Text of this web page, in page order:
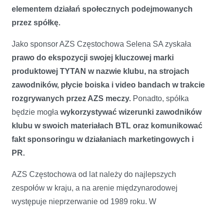
elementem działań społecznych podejmowanych
przez spółkę.
Jako sponsor AZS Częstochowa Selena SA zyskała
prawo do ekspozycji swojej kluczowej marki
produktowej TYTAN w nazwie klubu, na strojach
zawodników, płycie boiska i video bandach w trakcie
rozgrywanych przez AZS meczy. Ponadto, spółka
będzie mogła wykorzystywać wizerunki zawodników
klubu w swoich materiałach BTL oraz komunikować
fakt sponsoringu w działaniach marketingowych i
PR.
AZS Częstochowa od lat należy do najlepszych
zespołów w kraju, a na arenie międzynarodowej
występuje nieprzerwanie od 1989 roku. W